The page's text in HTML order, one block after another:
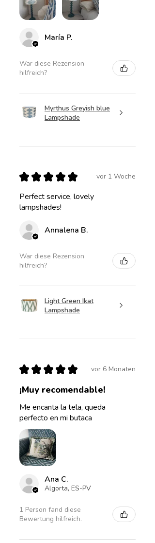
María P.
War diese Rezension
hilfreich?
Myrthus Greyish blue
Lampshade
★ ★ ★ ★ ★ vor 1 Woche
Perfect service, lovely
lampshades!
Annalena B.
War diese Rezension
hilfreich?
Light Green Ikat
Lampshade
★ ★ ★ ★ ★ vor 6 Monaten
¡Muy recomendable!
Me encanta la tela, queda
perfecto en mi butaca
Ana C.
Algorta, ES-PV
1 Person fand diese
Bewertung hilfreich.